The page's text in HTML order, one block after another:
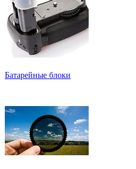
Батарейные блоки